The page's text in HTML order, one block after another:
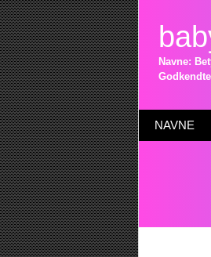
Navne:
NAVNE